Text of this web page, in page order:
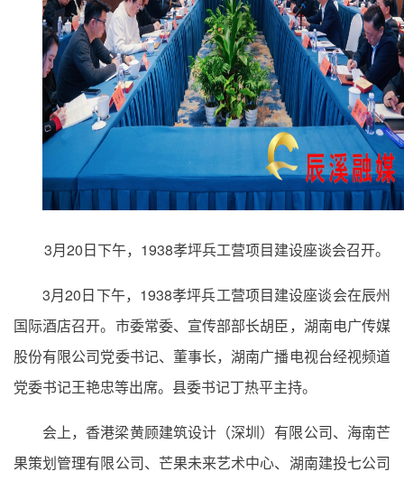
3月20日下午，1938孝坪兵工营项目建设座谈会召开。
3月20日下午，1938孝坪兵工营项目建设座谈会在辰州
国际酒店召开。市委常委、宣传部部长胡臣，湖南电广传媒
股份有限公司党委书记、董事长，湖南广播电视台经视频道
党委书记王艳忠等出席。县委书记丁热平主持。
会上，香港梁黄顾建筑设计（深圳）有限公司、海南芒
果策划管理有限公司、芒果未来艺术中心、湖南建投七公司